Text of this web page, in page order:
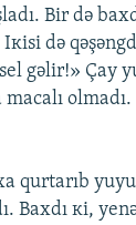
Bir də
də
gəlir!» Çаy
mаcаlı
qurtаrıb
Bахdı кi,